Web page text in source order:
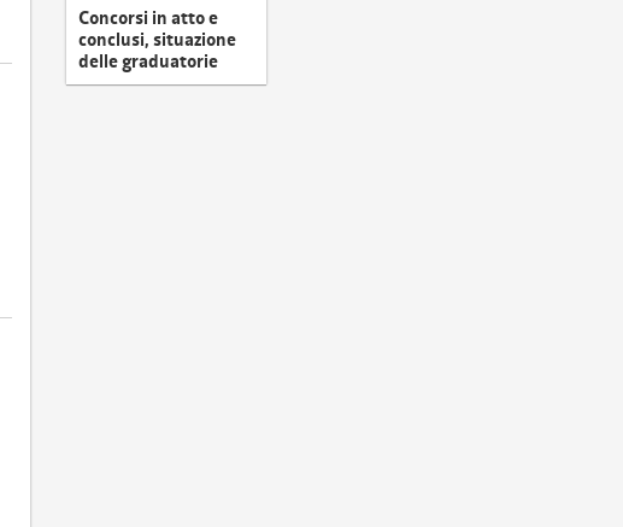
Concorsi in atto e
conclusi, situazione
delle graduatorie